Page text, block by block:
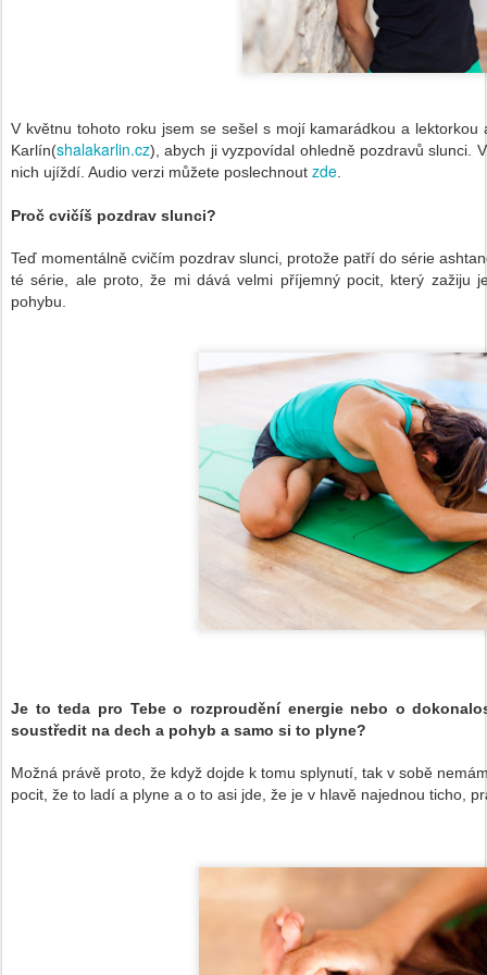
V květnu tohoto roku jsem se sešel s mojí kamarádkou a lektorkou
Karlín(shalakarlin.cz), abych ji vyzpovídal ohledně pozdravů slunci.
nich ujíždí. Audio verzi můžete poslechnout zde
Proč cvičíš pozdrav slunci?
Teď momentálně cvičím pozdrav slunci protože patří do série
té série ale proto, že mi dává velmi příjemnýpocit, který zažiju
pohybu.
Je toteda pro Tebeo rozprouděníenergie nebo o
soustředit na dech a pohyb a samo si to plyne?
Možná právě proto, že když dojde k tomu splynutí, tak v sobě nemá
pocit, že to ladí a plyne a o to asi jde, že je v hlavě najednou ticho, pr